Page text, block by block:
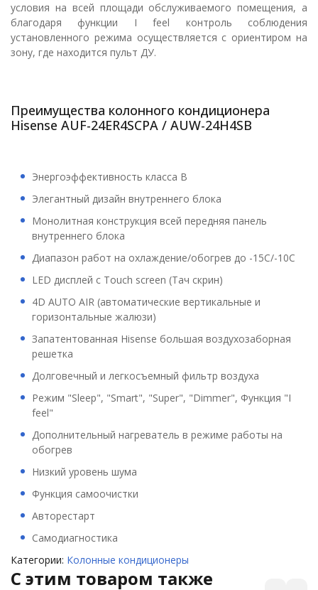
условия на всей площади обслуживаемого помещения, а
благодаря функции I feel контроль соблюдения
установленного режима осуществляется с ориентиром на
зону, где находится пульт ДУ.
Преимущества колонного кондиционера
Hisense AUF-24ER4SCPA / AUW-24H4SB
Энергоэффективность класса B
Элегантный дизайн внутреннего блока
Монолитная конструкция всей передняя панель
внутреннего блока
Диапазон работ на охлаждение/обогрев до -15С/-10С
LED дисплей с Touch screen (Тач скрин)
4D AUTO AIR (автоматические вертикальные и
горизонтальные жалюзи)
Запатентованная Hisense большая воздухозаборная
решетка
Долговечный и легкосъемный фильтр воздуха
Режим "Sleep", "Smart", "Super", "Dimmer", Функция "I
feel"
Дополнительный нагреватель в режиме работы на
обогрев
Низкий уровень шума
Функция самоочистки
Авторестарт
Самодиагностика
Категории: Колонные кондиционеры
C этим товаром также